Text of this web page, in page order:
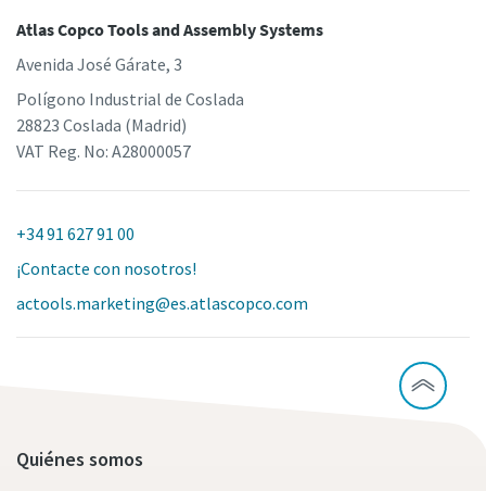
Atlas Copco Tools and Assembly Systems
Avenida José Gárate, 3
Polígono Industrial de Coslada
28823 Coslada (Madrid)
VAT Reg. No: A28000057
+34 91 627 91 00
¡Contacte con nosotros!
actools.marketing@es.atlascopco.com
Quiénes somos